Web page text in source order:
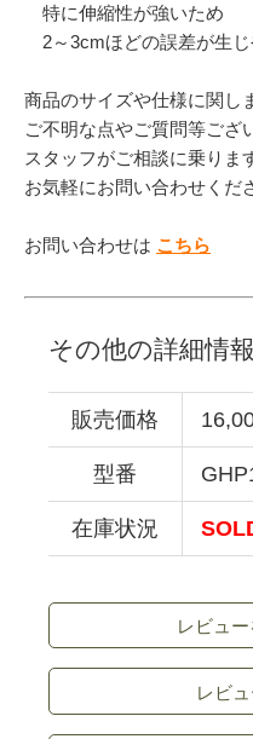
特に伸縮性が強いため
2～3cmほどの誤差が生じ
商品のサイズや仕様に関し
ご不明な点やご質問等ござ
スタッフがご相談に乗りま
お気軽にお問い合わせくだ
お問い合わせは こちら
その他の詳細情報
販売価格
型番
在庫状況
レビュ
レビ